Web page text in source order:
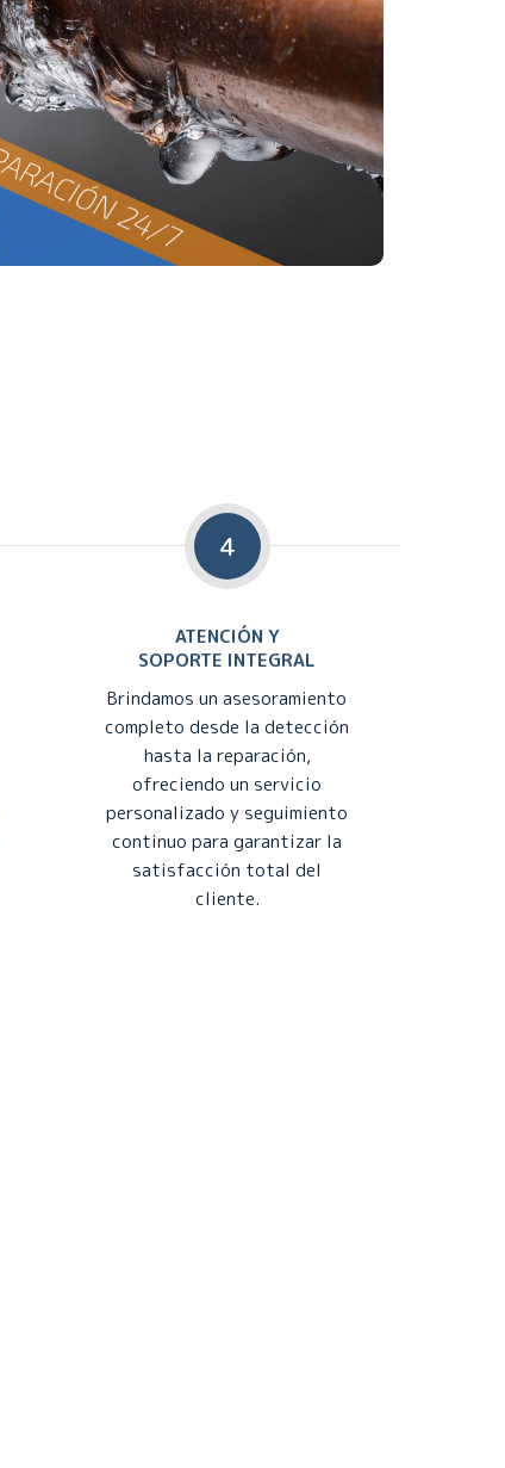
4
ATENCIÓN Y
SOPORTE INTEGRAL
Brindamos un asesoramiento
completo desde la detección
hasta la reparación,
ofreciendo un servicio
personalizado y seguimiento
continuo para garantizar la
satisfacción total del
cliente.